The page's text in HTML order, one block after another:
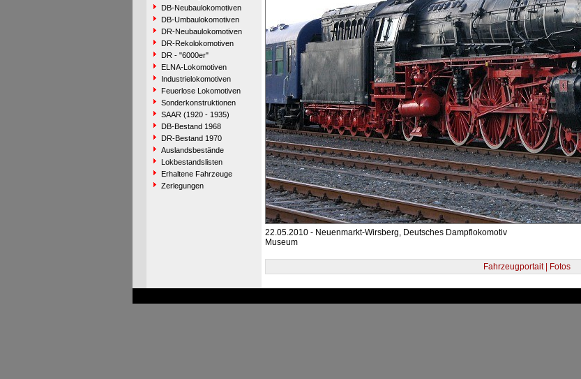
DB-Neubaulokomotiven
DB-Umbaulokomotiven
DR-Neubaulokomotiven
DR-Rekolokomotiven
DR - "6000er"
ELNA-Lokomotiven
Industrielokomotiven
Feuerlose Lokomotiven
Sonderkonstruktionen
SAAR (1920 - 1935)
DB-Bestand 1968
DR-Bestand 1970
Auslandsbestände
Lokbestandslisten
Erhaltene Fahrzeuge
Zerlegungen
22.05.2010 - Neuenmarkt-Wirsberg, Deutsches Dampflokomotiv
Museum
Fahrzeugportait | Fotos